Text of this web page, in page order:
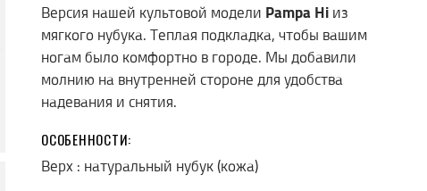
Версия нашей культовой модели Pampa Hiиз
мягкого нубука. Теплая подкладка, чтобы вашим
ногам было комфортно в городе. Мы добавили
молнию на внутренней стороне для удобства
надевания и снятия.
ОСОБЕННОСТИ:
Верх : натуральный нубук (кожа)